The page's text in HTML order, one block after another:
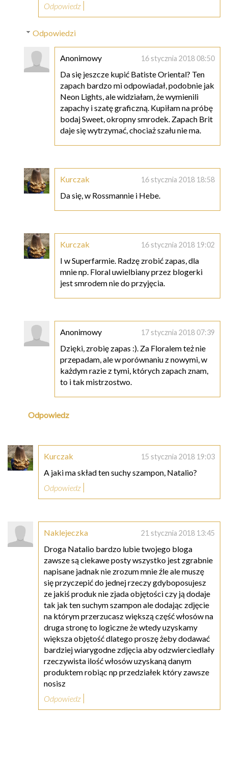
Odpowiedz
Odpowiedzi
Anonimowy 16 stycznia 2018 08:50
Da się jeszcze kupić Batiste Oriental? Ten
zapach bardzo mi odpowiadał, podobnie jak
Neon Lights, ale widziałam, że wymienili
zapachy i szatę graficzną. Kupiłam na próbę
bodaj Sweet, okropny smrodek. Zapach Brit
daje się wytrzymać, chociaż szału nie ma.
Kurczak 16 stycznia 2018 18:58
Da się, w Rossmannie i Hebe.
Kurczak 16 stycznia 2018 19:02
I w Superfarmie. Radzę zrobić zapas, dla
mnie np. Floral uwielbiany przez blogerki
jest smrodem nie do przyjęcia.
Anonimowy 17 stycznia 2018 07:39
Dzięki, zrobię zapas :). Za Floralem też nie
przepadam, ale w porównaniu z nowymi, w
każdym razie z tymi, których zapach znam,
to i tak mistrzostwo.
Odpowiedz
Kurczak 15 stycznia 2018 19:03
A jaki ma skład ten suchy szampon, Natalio?
Odpowiedz
Naklejeczka 21 stycznia 2018 13:45
Droga Natalio bardzo lubie twojego bloga
zawsze są ciekawe posty wszystko jest zgrabnie
napisane jadnak nie zrozum mnie źle ale muszę
się przyczepić do jednej rzeczy gdyboposujesz
ze jakiś produk nie zjada objętości czy ją dodaje
tak jak ten suchym szampon ale dodając zdjęcie
na którym przerzucasz większą część włosów na
druga stronę to logiczne że wtedy uzyskamy
większa objętość dlatego proszę żeby dodawać
bardziej wiarygodne zdjęcia aby odzwierciedlały
rzeczywista ilość włosów uzyskaną danym
produktem robiąc np przedziałek który zawsze
nosisz
Odpowiedz